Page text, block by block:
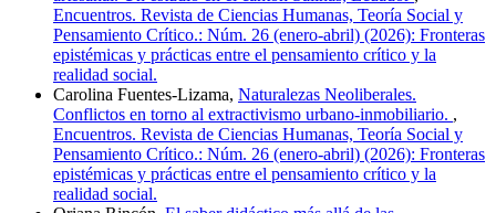
Encuentros. Revista de Ciencias Humanas, Teoría Social y
Pensamiento Crítico.: Núm. 26 (enero-abril) (2026): Fronteras
epistémicas y prácticas entre el pensamiento crítico y la
realidad social.
Carolina Fuentes-Lizama, Naturalezas Neoliberales.
Conflictos en torno al extractivismo urbano-inmobiliario. ,
Encuentros. Revista de Ciencias Humanas, Teoría Social y
Pensamiento Crítico.: Núm. 26 (enero-abril) (2026): Fronteras
epistémicas y prácticas entre el pensamiento crítico y la
realidad social.